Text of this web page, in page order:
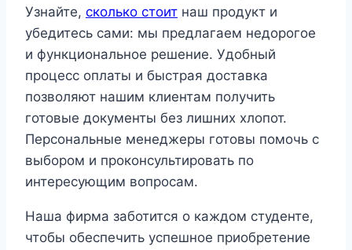
Узнайте, сколько стоит наш продукт и
убедитесь сами: мы предлагаем недорогое
и функциональное решение. Удобный
процесс оплаты и быстрая доставка
позволяют нашим клиентам получить
готовые документы без лишних хлопот.
Персональные менеджеры готовы помочь с
выбором и проконсультировать по
интересующим вопросам.
Наша фирма заботится о каждом студенте,
чтобы обеспечить успешное приобретение